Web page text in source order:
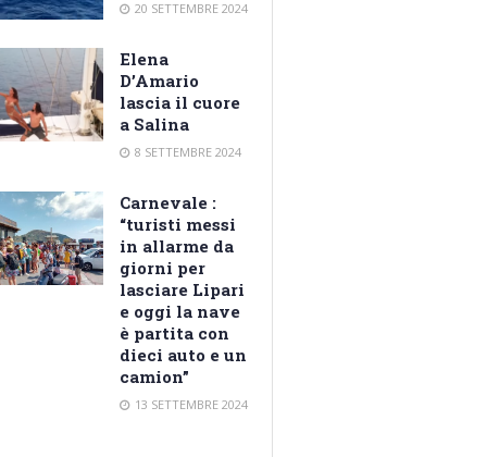
20 SETTEMBRE 2024
Elena
D’Amario
lascia il cuore
a Salina
8 SETTEMBRE 2024
Carnevale :
“turisti messi
in allarme da
giorni per
lasciare Lipari
e oggi la nave
è partita con
dieci auto e un
camion”
13 SETTEMBRE 2024